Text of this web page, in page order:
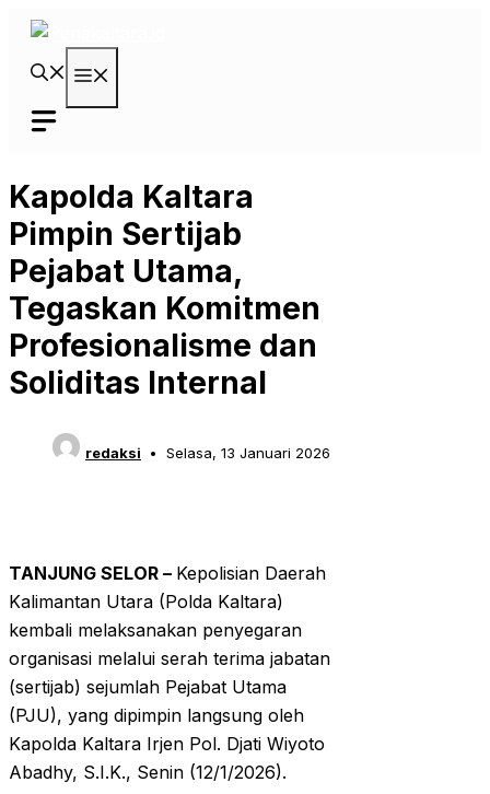
Langsung
Kapolda Kaltara
Pimpin Sertijab
Pejabat Utama,
Tegaskan Komitmen
Profesionalisme dan
Soliditas Internal
redaksi Selasa, 13 Januari 2026
TANJUNG SELOR – Kepolisian Daerah
Kalimantan Utara (Polda Kaltara)
kembali melaksanakan penyegaran
organisasi melalui serah terima jabatan
(sertijab) sejumlah Pejabat Utama
(PJU), yang dipimpin langsung oleh
Kapolda Kaltara Irjen Pol. Djati Wiyoto
Abadhy, S.I.K., Senin (12/1/2026).